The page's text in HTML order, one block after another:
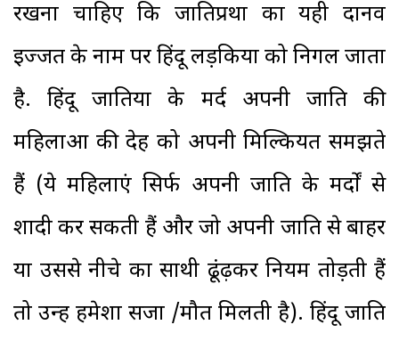
रखना चाहिए कि जातिप्रथा का यही दानव
इज्जत के नाम पर हिंदू लड़कियों को निगल जाता
है. हिंदू जातियों के मर्द अपनी जाति की
महिलाओं की देह को अपनी मिल्कियत समझते
हैं (ये महिलाएं सिर्फ अपनी जाति के मर्दों से
शादी कर सकती हैं और जो अपनी जाति से बाहर
या उससे नीचे का साथी ढूंढ़कर नियम तोड़ती हैं
तो उन्हें हमेशा सजा /मौत मिलती है). हिंदू जाति